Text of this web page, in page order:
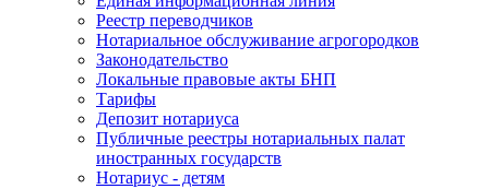
Реестр переводчиков
Нотариальное обслуживание агрогородков
Законодательство
Локальные правовые акты БНП
Тарифы
Депозит нотариуса
Публичные реестры нотариальных палат
иностранных государств
Нотариус - детям